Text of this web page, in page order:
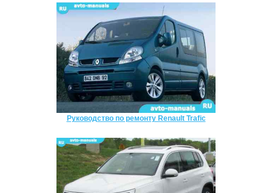
Руководство по ремонту Renault Trafic